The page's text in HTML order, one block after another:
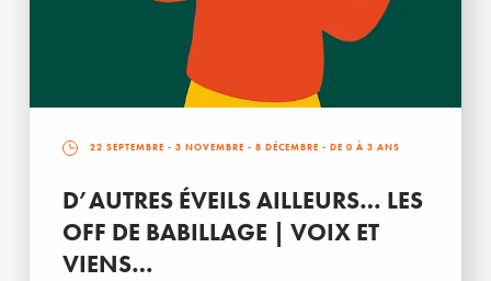
22 SEPTEMBRE - 3 NOVEMBRE - 8 DÉCEMBRE - DE 0 À 3 ANS
D’AUTRES ÉVEILS AILLEURS… LES
OFF DE BABILLAGE | VOIX ET
VIENS…